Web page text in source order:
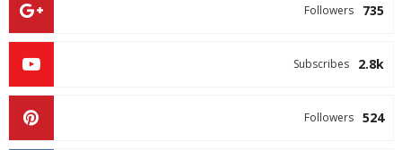
735
Followers
2.8k
Subscribes
524
Followers